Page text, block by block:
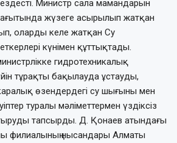
Министр сала мамандарын
жүзеге асырылып жатқан
оларды келе жатқан Су
күнімен құттықтады.
гидротехникалық
тұрақты бақылауда ұстауды,
өзендердегі су шығыны мен
туралы мәліметтермен үздіксіз
тапсырды. Д. Қонаев атындағы
филиалының нысандары Алматы